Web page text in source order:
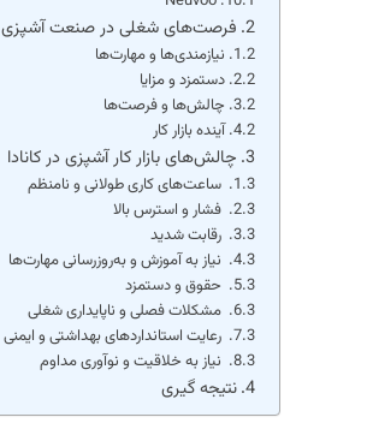
فرصت‌های شغلی در صنعت آشپزی
نیازمندی‌ها و مهارت‌ها
دستمزد و مزایا
چالش‌ها و فرصت‌ها
آینده بازار کار
چالش‌های بازار کار آشپزی در کانادا
ساعت‌های کاری طولانی و نامنظم
فشار و استرس بالا
رقابت شدید
نیاز به آموزش و به‌روزرسانی مهارت‌ها
حقوق و دستمزد
مشکلات فصلی و ناپایداری شغلی
رعایت استانداردهای بهداشتی و ایمنی
نیاز به خلاقیت و نوآوری مداوم
نتیجه گیری